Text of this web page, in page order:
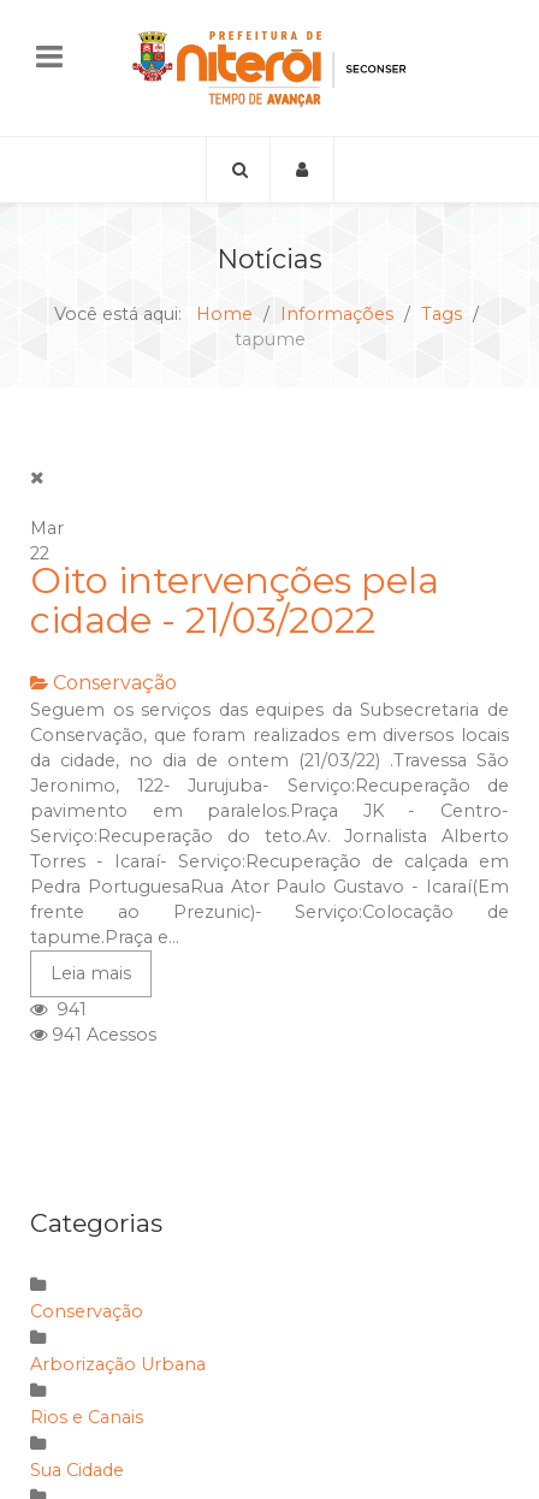
Notícias
Você está aqui: Home Informações
Tags
tapume
Mar
22
Oito intervenções pela
cidade - 21/03/2022
Conservação
Seguem os serviços das equipes da Subsecretaria de
Conservação, que foram realizados em diversos locais
da cidade, no dia de ontem (21/03/22) .Travessa São
Jeronimo, 122- Jurujuba- Serviço:Recuperação de
pavimento em paralelos.Praça JK - Centro-
Serviço:Recuperação do teto.Av. Jornalista Alberto
Torres - Icaraí- Serviço:Recuperação de calçada em
Pedra PortuguesaRua Ator Paulo Gustavo - Icaraí(Em
frente ao Prezunic)- Serviço:Colocação de
tapume.Praça e...
Leia mais
941
941 Acessos
Categorias
Conservação
Arborização Urbana
Rios e Canais
Sua Cidade